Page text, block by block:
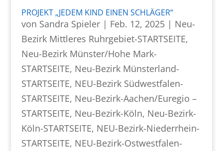
PROJEKT „JEDEM KIND EINEN SCHLÄGER“
von Sandra Spieler| Feb. 12, 2025| Neu-
Bezirk Mittleres Ruhrgebiet-STARTSEITE,
Neu-Bezirk Münster/Hohe Mark-
STARTSEITE, Neu-Bezirk Münsterland-
STARTSEITE, NEU-Bezirk Südwestfalen-
STARTSEITE, Neu-Bezirk-Aachen/Euregio –
STARTSEITE, Neu-Bezirk-Köln, Neu-Bezirk-
Köln-STARTSEITE, NEU-Bezirk-Niederrhein-
STARTSEITE, NEU-Bezirk-Ostwestfalen-